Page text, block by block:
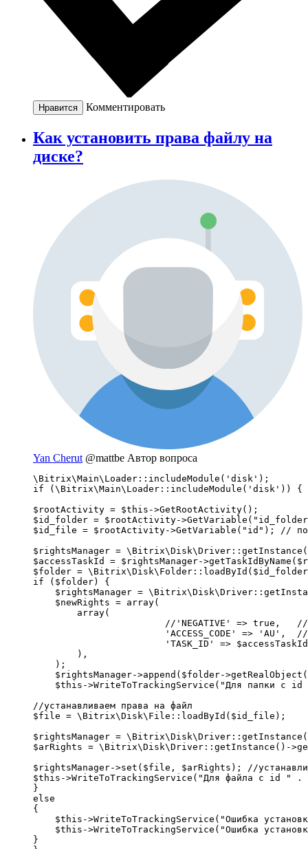
Нравится Комментировать
Как установить права файлу на
диске?
Yan Cherut @mattbe Автор вопроса
\Bitrix\Main\Loader::includeModule('disk');
if (\Bitrix\Main\Loader::includeModule('disk')) {
$rootActivity = $this->GetRootActivity();
$id_folder = $rootActivity-
$id_file = $rootActivity->GetVariable("id"); //
$rightsManager =
$accessTaskId = $rightsManager-
$folder =
if ($folder) {
$rightsManager =
    $newRights = array(
        array(
        ),
    );
$rightsManager->append($folder-
$this->WriteToTrackingService("Для папки с
//устанавливаем права на файл
$file = \Bitrix\Disk\File::loadById($id_file);
$rightsManager =
$arRights = \Bitrix\Disk\Driver::getInstance()-
$rightsManager->set($file, $arRights); //
$this->WriteToTrackingService("Для файла с id "
}
else
{
$this->WriteToTrackingService("Ошибка
$this->WriteToTrackingService("Ошибка
}